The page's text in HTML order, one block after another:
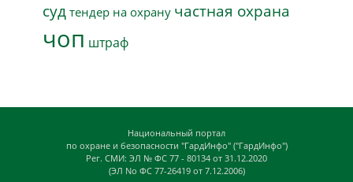
суд тендер на охрану частная охрана
чоп штраф
Национальный портал
по охране и безопасности "ГардИнфо" ("ГардИнфо")
Рег. СМИ: ЭЛ № ФС 77 - 80134 от 31.12.2020
(ЭЛ No ФС 77-26419 от 7.12.2006)